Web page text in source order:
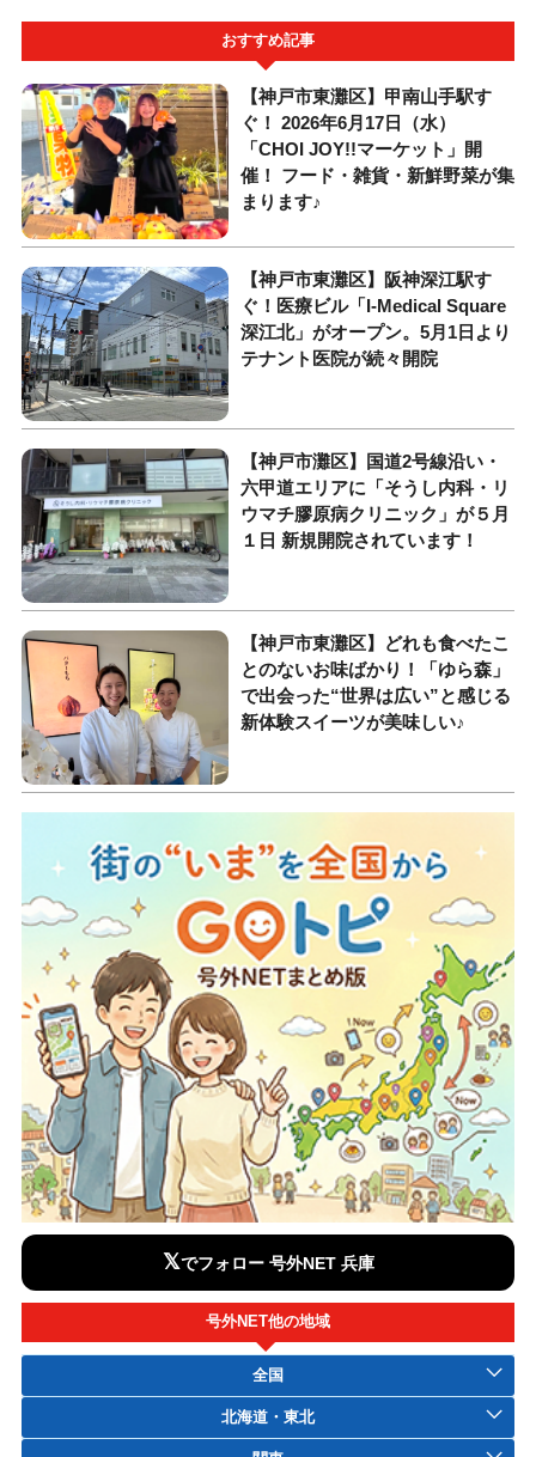
おすすめ記事
【神戸市東灘区】甲南山手駅す
ぐ！ 2026年6月17日（水）
「CHOI JOY!!マーケット」開
催！ フード・雑貨・新鮮野菜が集
まります♪
【神戸市東灘区】阪神深江駅す
ぐ！医療ビル「I-Medical Square
深江北」がオープン。5月1日より
テナント医院が続々開院
【神戸市灘区】国道2号線沿い・
六甲道エリアに「そうし内科・リ
ウマチ膠原病クリニック」が５月
１日 新規開院されています！
【神戸市東灘区】どれも食べたこ
とのないお味ばかり！「ゆら森」
で出会った“世界は広い”と感じる
新体験スイーツが美味しい♪
𝕏でフォロー 号外NET 兵庫
号外NET他の地域
全国
北海道・東北